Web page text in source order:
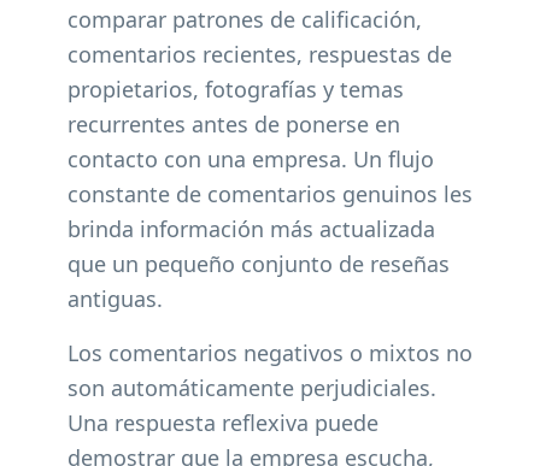
comparar patrones de calificación,
comentarios recientes, respuestas de
propietarios, fotografías y temas
recurrentes antes de ponerse en
contacto con una empresa. Un flujo
constante de comentarios genuinos les
brinda información más actualizada
que un pequeño conjunto de reseñas
antiguas.
Los comentarios negativos o mixtos no
son automáticamente perjudiciales.
Una respuesta reflexiva puede
demostrar que la empresa escucha,